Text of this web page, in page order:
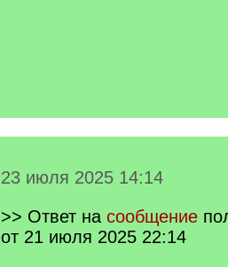
23 июля 2025 14:14
>> Ответ на сообщение
от 21 июля 2025 22:14